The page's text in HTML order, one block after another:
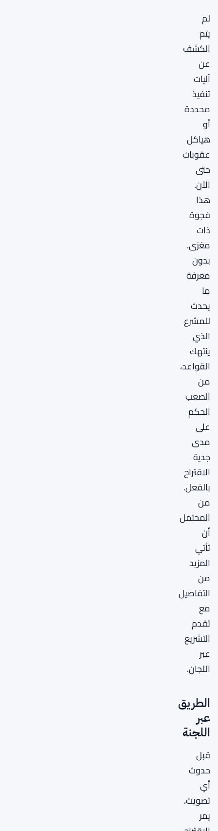
لم
يتم
الكشف
عن
آليات
تنفيذ
محددة
أو
هياكل
عقوبات
حتى
الآن.
هذا
فجوة
ذات
مغزى.
بدون
معرفة
ما
يحدث
للمشرع
الذي
ينتهك
القواعد،
من
الصعب
الحكم
على
مدى
جدية
الاقتراح
بالفعل.
من
المحتمل
أن
تأتي
المزيد
من
التفاصيل
مع
تقدم
التشريع
عبر
اللجان.
الطريق
عبر
اللجنة
قبل
حدوث
أي
تصويت،
يمر